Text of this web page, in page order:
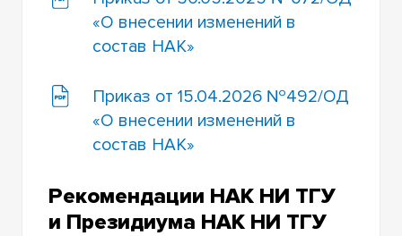
«О внесении изменений в
состав НАК»
Приказ от 15.04.2026 №492/ОД
«О внесении изменений в
состав НАК»
Рекомендации НАК НИ ТГУ
и Президиума НАК НИ ТГУ